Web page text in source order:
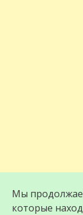
Мы
которые